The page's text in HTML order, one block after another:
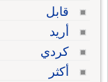
قابل
أريد
كردي
أكثر